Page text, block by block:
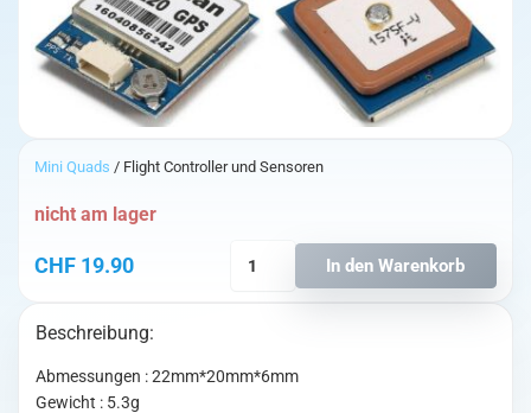
Mini Quads / Flight Controller und Sensoren
CHF 19.90
nicht am lager
GLONASS
In den Warenkorb
Beschreibung:
Abmessungen : 22mm*20mm*6mm
Gewicht : 5.3g